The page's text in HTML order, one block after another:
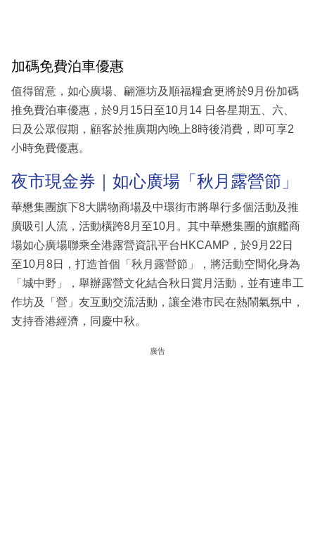
加碼免費泊車優惠
值得留意，如心廣場、翩滙坊及順福糧倉更將於9月份加碼
推免費泊車優惠，於9月15日至10月14 日各星期五、六、
日及公眾假期，顧客於推廣期內晚上8時後消費，即可享2
小時免費優惠。
夜市現金券｜如心廣場「秋月露營節」
華懋集團旗下8大購物商場及中環街市將舉行多個活動及推
廣吸引人流，活動橫跨8月至10月。其中華懋集團的旗艦商
場如心廣場聯乘全港露營資訊平台HKCAMP，於9月22日
至10月8日，打造首個「秋月露營節」，將活動空間化身為
「城中野」，舉辦露營文化結合秋日賞月活動，並有連串工
作坊及「營」友互動交流活動，讓全港市民在熱鬧氣氛中，
支持香港經濟，同慶中秋。
廣告